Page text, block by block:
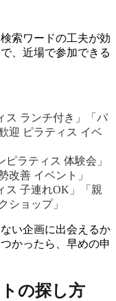
索ワードの工夫が効
、近場で参加できる
ス ランチ付き」「パ
迎 ピラティス イベ
ピラティス 体験会」
改善 イベント」
ス 子連れOK」「親
ショップ」
い企画に出会えるか
かったら、早めの申
の探し方